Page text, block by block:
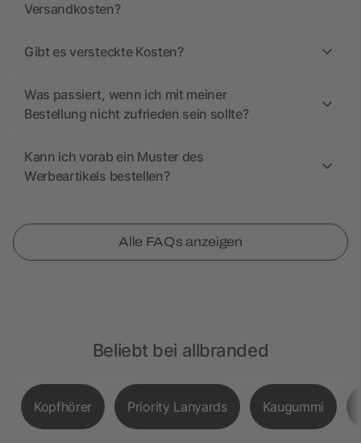
Versandkosten?
Gibt es versteckte Kosten?
Was passiert, wenn ich mit meiner
Bestellung nicht zufrieden sein sollte?
Kann ich vorab ein Muster des
Werbeartikels bestellen?
Alle FAQs anzeigen
Beliebt bei allbranded
Kopfhörer Priority Lanyards Kaugummi